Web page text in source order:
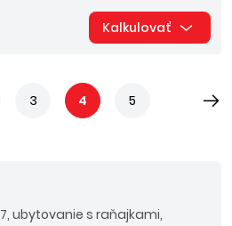
Kalkulovať
3 4 5
7, ubytovanie s raňajkami,